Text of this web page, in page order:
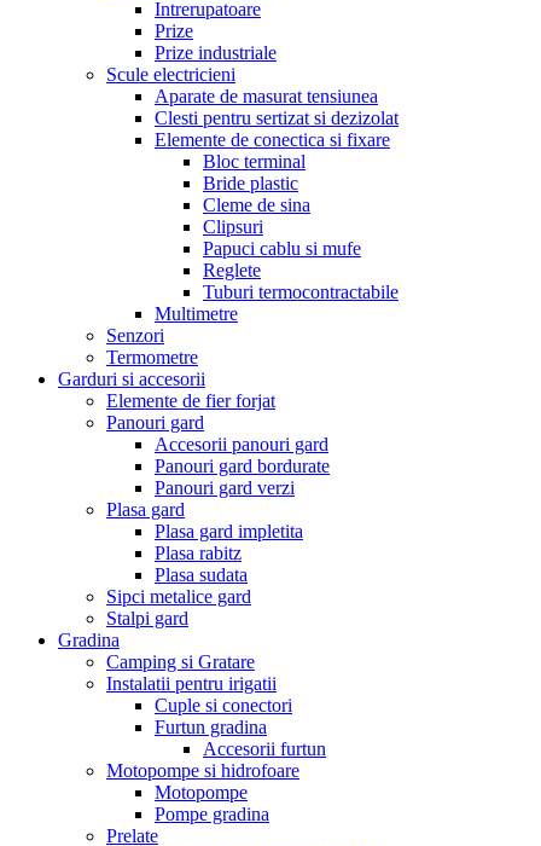
Intrerupatoare
Prize
Prize industriale
Scule electricieni
Aparate de masurat tensiunea
Clesti pentru sertizat si dezizolat
Elemente de conectica si fixare
Bloc terminal
Bride plastic
Cleme de sina
Clipsuri
Papuci cablu si mufe
Reglete
Tuburi termocontractabile
Multimetre
Senzori
Termometre
Garduri si accesorii
Elemente de fier forjat
Panouri gard
Accesorii panouri gard
Panouri gard bordurate
Panouri gard verzi
Plasa gard
Plasa gard impletita
Plasa rabitz
Plasa sudata
Sipci metalice gard
Stalpi gard
Gradina
Camping si Gratare
Instalatii pentru irigatii
Cuple si conectori
Furtun gradina
Accesorii furtun
Motopompe si hidrofoare
Motopompe
Pompe gradina
Prelate